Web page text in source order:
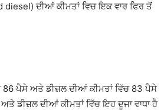
ਦੀਆਂ ਕੀਮਤਾਂ ਵਿਚ ਇਕ ਵਾਰ ਫਿਰ ਤੋਂ
86 ਪੈਸੇ ਅਤੇ ਡੀਜ਼ਲ ਦੀਆਂ ਕੀਮਤਾਂ ਵਿੱਚ 83 ਪੈਸੇ
ਡੀਜ਼ਲ ਦੀਆਂ ਕੀਮਤਾਂ ਵਿੱਚ ਇਹ ਦੂਜਾ ਵਾਧਾ ਹੈ